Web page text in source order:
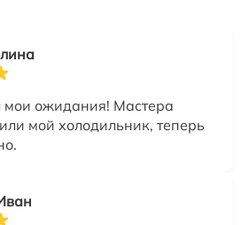
мои ожидания! Мастера
мой холодильник, теперь